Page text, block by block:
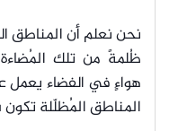
نحن نعلم أن المناطق
ظُلمةً من تلك
هواءٍ في الفضاء يعمل
المناطق المُظلّلة